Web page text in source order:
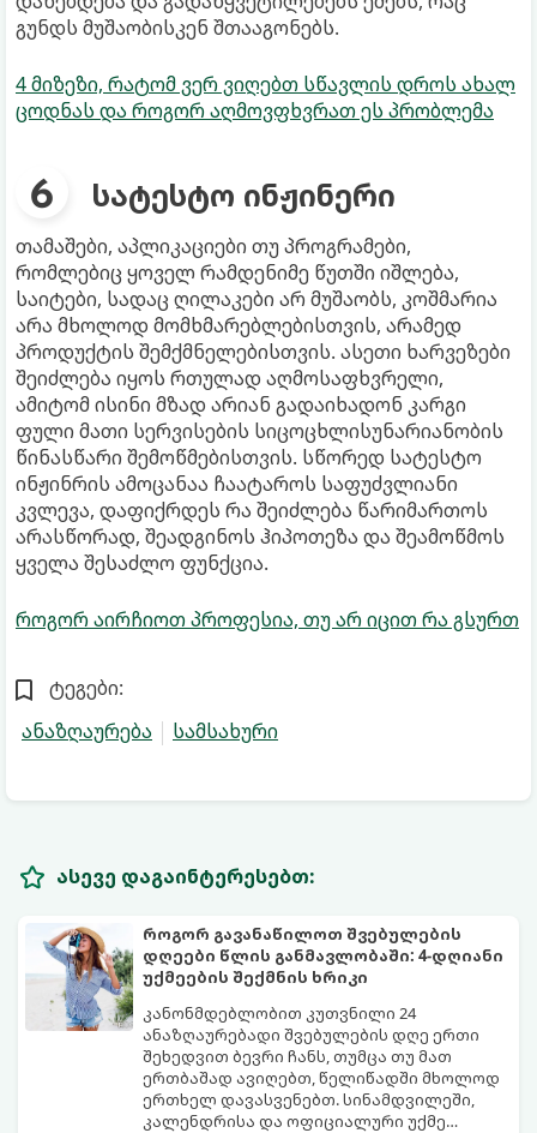
გუნდს მუშაობისკენ შთააგონებს.
4 მიზეზი, რატომ ვერ ვიღებთ სწავლის დროს ახალ
ცოდნას და როგორ აღმოვფხვრათ ეს პრობლემა
სატესტო ინჟინერი
თამაშები, აპლიკაციები თუ პროგრამები,
რომლებიც ყოველ რამდენიმე წუთში იშლება,
საიტები, სადაც ღილაკები არ მუშაობს, კოშმარია
არა მხოლოდ მომხმარებლებისთვის, არამედ
პროდუქტის შემქმნელებისთვის. ასეთი ხარვეზები
შეიძლება იყოს რთულად აღმოსაფხვრელი,
ამიტომ ისინი მზად არიან გადაიხადონ კარგი
ფული მათი სერვისების სიცოცხლისუნარიანობის
წინასწარი შემოწმებისთვის. სწორედ სატესტო
ინჟინრის ამოცანაა ჩაატაროს საფუძვლიანი
კვლევა, დაფიქრდეს რა შეიძლება წარიმართოს
არასწორად, შეადგინოს ჰიპოთეზა და შეამოწმოს
ყველა შესაძლო ფუნქცია.
როგორ აირჩიოთ პროფესია, თუ არ იცით რა გსურთ
ტეგები:
ანაზღაურება
სამსახური
ასევე დაგაინტერესებთ:
როგორ გავანაწილოთ შვებულების
დღეები წლის განმავლობაში: 4-დღიანი
უქმეების შექმნის ხრიკი
კანონმდებლობით კუთვნილი 24
ანაზღაურებადი შვებულების დღე ერთი
შეხედვით ბევრი ჩანს, თუმცა თუ მათ
ერთბაშად ავიღებთ, წელიწადში მხოლოდ
ერთხელ დავასვენებთ. სინამდვილეში,
კალენდრისა და ოფიციალური უქმე